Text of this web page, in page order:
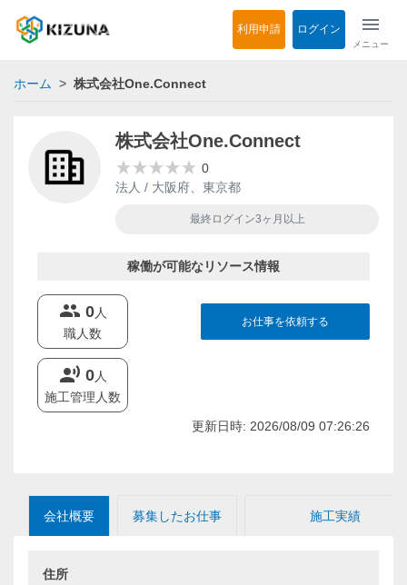
利用申請 ログイン menu
メニュー
ホーム 株式会社One.Connect
株式会社One.Connect
0
法人 / 大阪府、東京都
最終ログイン3ヶ月以上
稼働が可能なリソース情報
groups
0人
職人数
record_voice_over 0人
施工管理人数
お仕事を依頼する
更新日時: 2026/08/09 07:26:26
会社概要 募集したお仕事 施工実績
住所